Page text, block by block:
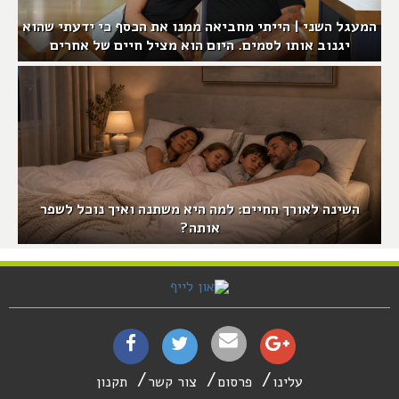
המעגל השני | הייתי מחביאה ממנו את הכסף כי ידעתי שהוא
יגנוב אותו לסמים. היום הוא מציל חיים של אחרים
השינה לאורך החיים: למה היא משתנה ואיך נוכל לשפר
אותה?
עלינו פרסום צור קשר תקנון